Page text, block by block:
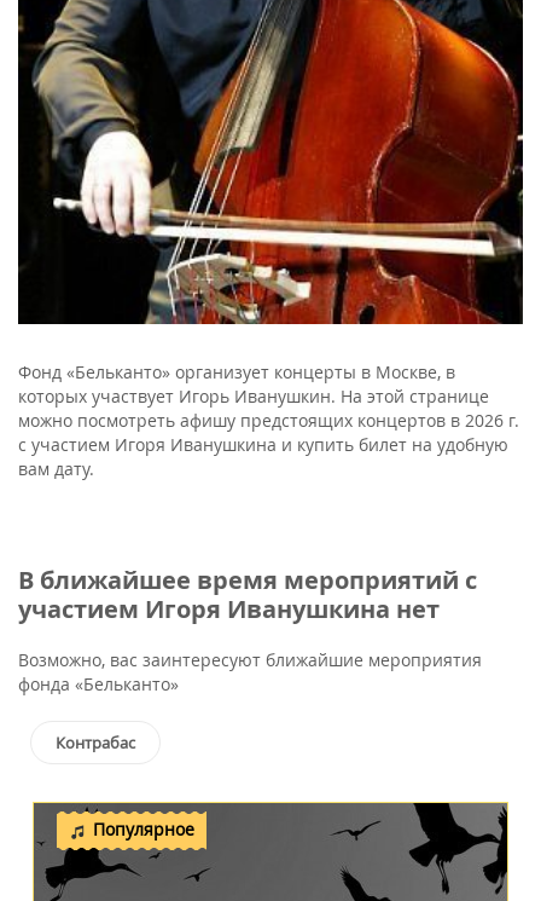
Фонд «Бельканто» организует концерты в Москве, в
которых участвует Игорь Иванушкин. На этой странице
можно посмотреть афишу предстоящих концертов в 2026 г.
с участием Игоря Иванушкина и купить билет на удобную
вам дату.
В ближайшее время мероприятий с
участием Игоря Иванушкина нет
Возможно, вас заинтересуют ближайшие мероприятия
фонда «Бельканто»
Контрабас
Популярное